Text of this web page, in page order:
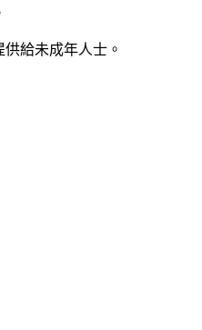
給未成年人士。